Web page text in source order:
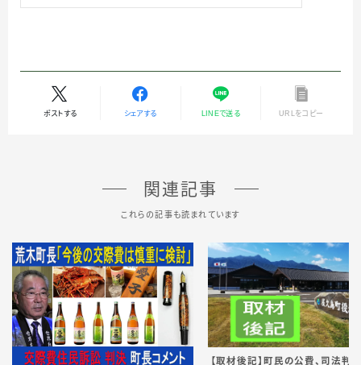
ポストする シェアする LINEで送る URLをコピー
関連記事
これらの記事も読まれています
【取材後記】町民の公費、司法判